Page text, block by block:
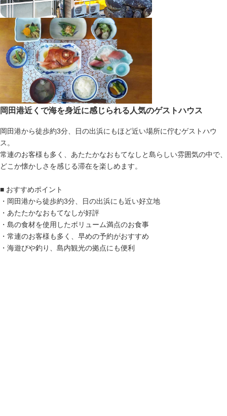
岡田港近くで海を身近に感じられる人気のゲストハウス
岡田港から徒歩約3分、日の出浜にもほど近い場所に佇むゲストハウ
ス。
常連のお客様も多く、あたたかなおもてなしと島らしい雰囲気の中で、
どこか懐かしさを感じる滞在を楽しめます。
■ おすすめポイント
・岡田港から徒歩約3分、日の出浜にも近い好立地
・あたたかなおもてなしが好評
・島の食材を使用したボリューム満点のお食事
・常連のお客様も多く、早めの予約がおすすめ
・海遊びや釣り、島内観光の拠点にも便利